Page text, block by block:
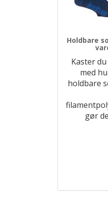
Holdbare
Kaster
med
holdbare
gør